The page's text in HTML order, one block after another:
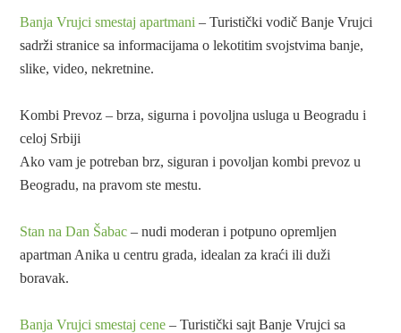
Banja Vrujci smestaj apartmani – Turistički vodič Banje Vrujci
sadrži stranice sa informacijama o lekotitim svojstvima banje,
slike, video, nekretnine.
Kombi Prevoz – brza, sigurna i povoljna usluga u Beogradu i
celoj Srbiji
Ako vam je potreban brz, siguran i povoljan kombi prevoz u
Beogradu, na pravom ste mestu.
Stan na Dan Šabac – nudi moderan i potpuno opremljen
apartman Anika u centru grada, idealan za kraći ili duži
boravak.
Banja Vrujci smestaj cene – Turistički sajt Banje Vrujci sa